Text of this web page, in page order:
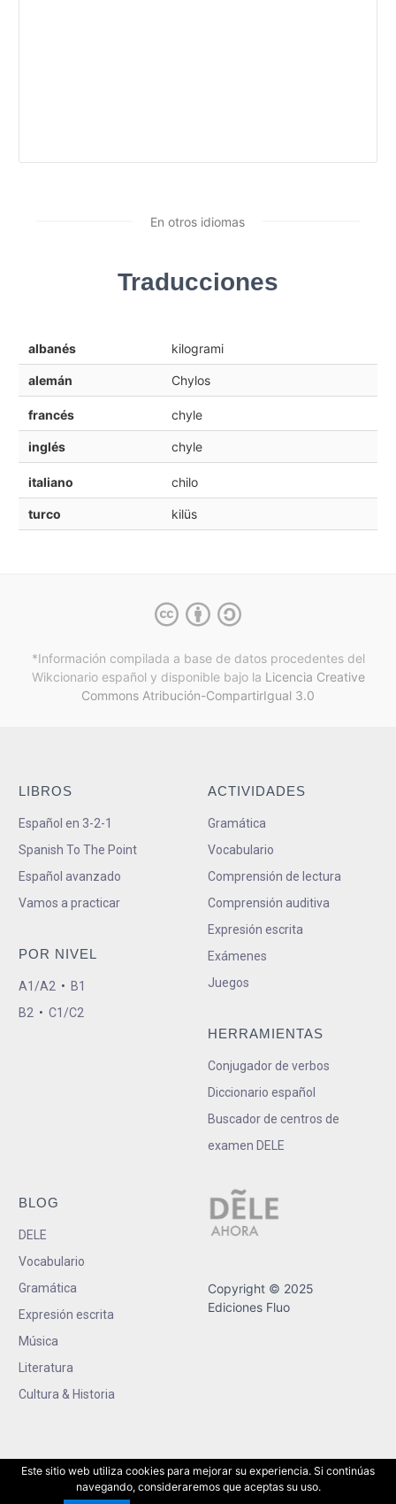
En otros idiomas
Traducciones
albanés kilogrami
alemán Chylos
francés chyle
inglés chyle
italiano chilo
turco kilüs
*Información compilada a base de datos procedentes del
Wikcionario español y disponible bajo la Licencia Creative
Commons Atribución-CompartirIgual 3.0
LIBROS
Español en 3-2-1
Spanish To The Point
Español avanzado
Vamos a practicar
POR NIVEL
A1/A2 • B1
B2 • C1/C2
ACTIVIDADES
Gramática
Vocabulario
Comprensión de lectura
Comprensión auditiva
Expresión escrita
Exámenes
Juegos
HERRAMIENTAS
Conjugador de verbos
Diccionario español
Buscador de centros de
examen DELE
BLOG
DELE
Vocabulario
Gramática
Expresión escrita
Música
Literatura
Cultura & Historia
Copyright © 2025
Ediciones Fluo
Este sitio web utiliza cookies para mejorar su experiencia. Si continúas
navegando, consideraremos que aceptas su uso.